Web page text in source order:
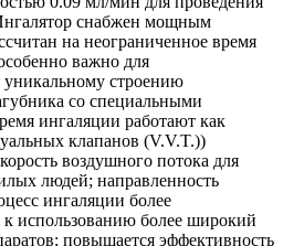
снабжен мощным
на неограниченное время
важно для
уникальному строению
со специальными
ингаляции работают как
клапанов (V.V.T.))
воздушного потока для
людей; направленность
ингаляции более
к использованию более широкий
повышается эффективность